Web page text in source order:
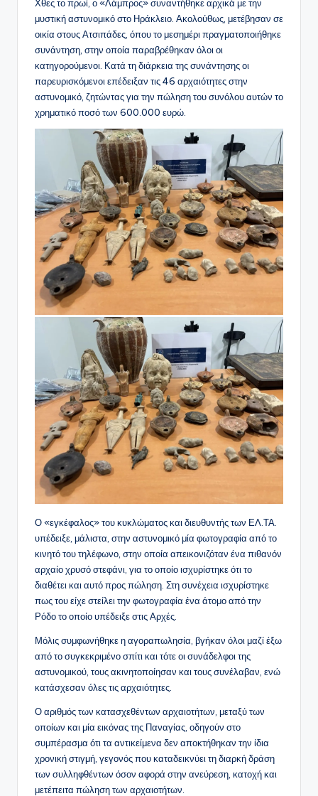
Χθες το πρωί, ο «Λάμπρος» συναντήθηκε αρχικά με την
μυστική αστυνομικό στο Ηράκλειο. Ακολούθως, μετέβησαν σε
οικία στους Ατσιπάδες, όπου το μεσημέρι πραγματοποιήθηκε
συνάντηση, στην οποία παραβρέθηκαν όλοι οι
κατηγορούμενοι. Κατά τη διάρκεια της συνάντησης οι
παρευρισκόμενοι επέδειξαν τις 46 αρχαιότητες στην
αστυνομικό, ζητώντας για την πώληση του συνόλου αυτών το
χρηματικό ποσό των 600.000 ευρώ.
Ο «εγκέφαλος» του κυκλώματος και διευθυντής των ΕΛ.ΤΑ.
υπέδειξε, μάλιστα, στην αστυνομικό μία φωτογραφία από το
κινητό του τηλέφωνο, στην οποία απεικονιζόταν ένα πιθανόν
αρχαίο χρυσό στεφάνι, για το οποίο ισχυρίστηκε ότι το
διαθέτει και αυτό προς πώληση. Στη συνέχεια ισχυρίστηκε
πως του είχε στείλει την φωτογραφία ένα άτομο από την
Ρόδο το οποίο υπέδειξε στις Αρχές.
Μόλις συμφωνήθηκε η αγοραπωλησία, βγήκαν όλοι μαζί έξω
από το συγκεκριμένο σπίτι και τότε οι συνάδελφοι της
αστυνομικού, τους ακινητοποίησαν και τους συνέλαβαν, ενώ
κατάσχεσαν όλες τις αρχαιότητες.
Ο αριθμός των κατασχεθέντων αρχαιοτήτων, μεταξύ των
οποίων και μία εικόνας της Παναγίας, οδηγούν στο
συμπέρασμα ότι τα αντικείμενα δεν αποκτήθηκαν την ίδια
χρονική στιγμή, γεγονός που καταδεικνύει τη διαρκή δράση
των συλληφθέντων όσον αφορά στην ανεύρεση, κατοχή και
μετέπειτα πώληση των αρχαιοτήτων.